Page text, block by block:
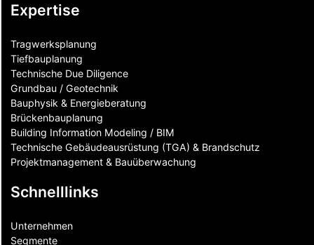
Expertise
Tragwerksplanung
Tiefbauplanung
Technische Due Diligence
Grundbau / Geotechnik
Bauphysik & Energieberatung
Brückenbauplanung
Building Information Modeling / BIM
Technische Gebäudeausrüstung (TGA) & Brandschutz
Projektmanagement & Bauüberwachung
Schnelllinks
Unternehmen
Segmente